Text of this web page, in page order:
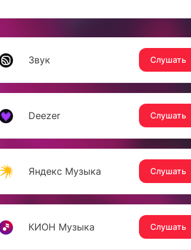
Звук Слушать
Deezer Слушать
Яндекс Музыка Слушать
КИОН Музыка Слушать